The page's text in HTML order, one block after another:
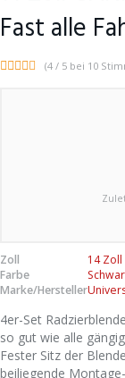
Fast alle
(4 / 5 bei 10
Zoll
14
Farbe
Marke/Hersteller
4er-Set
so gut wie alle
Fester Sitz der
beiliegende